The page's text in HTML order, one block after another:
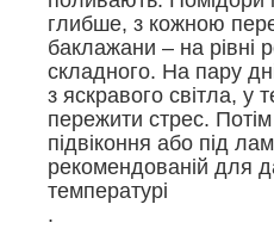
глибше, з кожною
баклажани – на рівні
складного. На пару
з яскравого світла, у
пережити стрес.
підвіконня або під
рекомендованій для
температурі
.